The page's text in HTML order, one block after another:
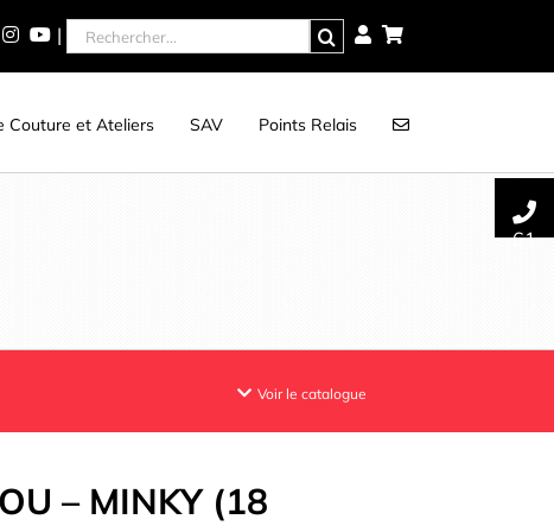
| Rechercher
Couture et Ateliers SAV Points Relais
61
Voir le catalogue
– MINKY (18